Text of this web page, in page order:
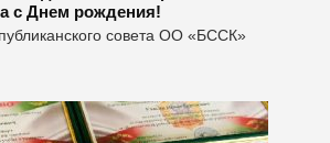
с Днем рождения!
совета ОО «БССК»